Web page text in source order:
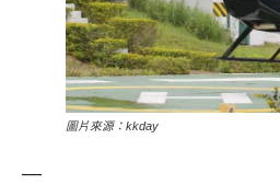
圖片來源：kkday
—